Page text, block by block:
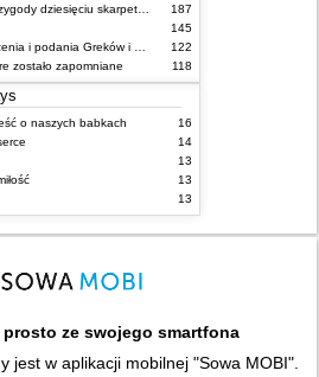
187
145
122
zostało zapomniane
118
o naszych babkach
16
14
13
13
13
ze swojego smartfona
jest w aplikacji mobilnej "Sowa MOBI".